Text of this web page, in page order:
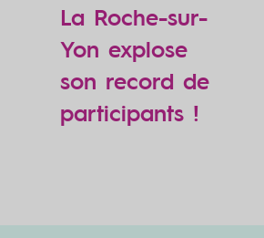
La Roche-sur-
Yon explose
son record de
participants !